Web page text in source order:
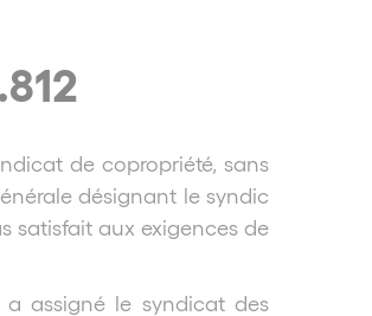
de copropriété, sans
désignant le syndic
satisfait aux exigences de
assigné le syndicat des